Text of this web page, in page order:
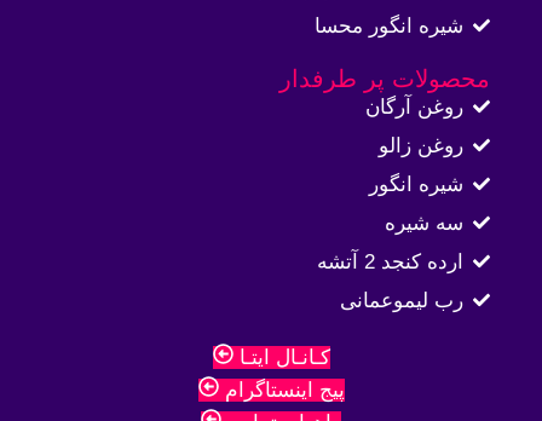
شیره انگور محسا
محصولات پر طرفدار
روغن آرگان
روغن زالو
شیره انگور
سه شیره
ارده کنجد 2 آتشه
رب لیموعمانی
کـانـال ایتـا
پیج اینستاگرام